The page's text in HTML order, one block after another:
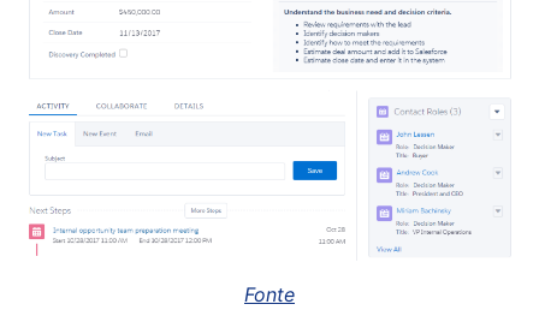
Fonte